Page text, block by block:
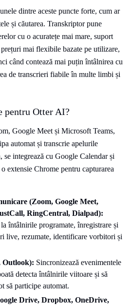
dintre aceste puncte forte, cum ar
și căutarea. Transkriptor pune
cu o acuratețe mai mare, suport
mai flexibile bazate pe utilizare,
când contează mai puțin întâlnirea cu
de transcrieri fiabile în multe limbi și
pentru Otter AI?
Google Meet și Microsoft Teams,
automat și transcrie apelurile
se integrează cu Google Calendar și
extensie Chrome pentru capturarea
(Zoom, Google Meet,
, RingCentral, Dialpad):
întâlnirile programate, înregistrare și
live, rezumate, identificare vorbitori și
Outlook): Sincronizează evenimentele
detecta întâlnirile viitoare și să
să participe automat.
Drive, Dropbox, OneDrive,